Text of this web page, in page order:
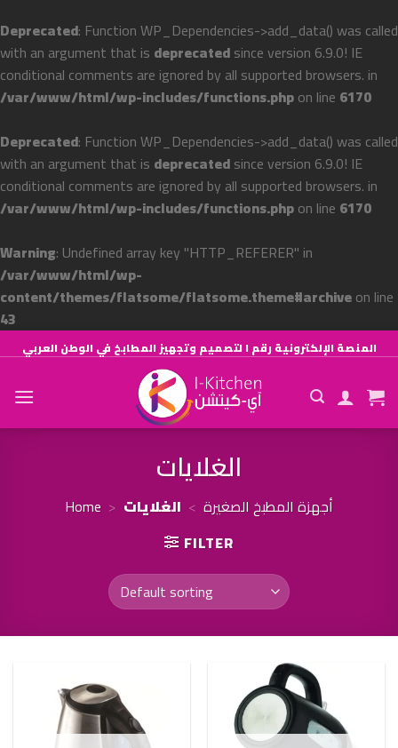
Deprecated: Function WP_Dependencies->add_data() was called
with an argument that is deprecatedsince version 6.9.0! IE
conditional comments are ignored by all supported browsers. in
/var/www/html/wp-includes/functions.phpon line 6170
Deprecated: Function WP_Dependencies->add_data() was called
with an argument that is deprecatedsince version 6.9.0! IE
conditional comments are ignored by all supported browsers. in
/var/www/html/wp-includes/functions.phpon line 6170
Warning: Undefined array key "HTTP_REFERER" in
/var/www/html/wp-
content/themes/flatsome/flatsome.theme#archiveon line
43
to
content
المنصة الإلكترونية رقم ١ لتصميم وتجهيز المطابخ في الوطن العربي
الغلايات
Home > أجهزة المطبخ الصغيرة > الغلايات
FILTER